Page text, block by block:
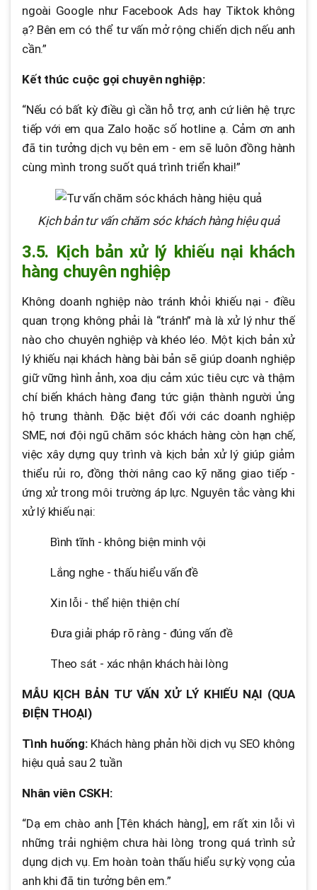
ngoài Google như Facebook Ads hay Tiktok không
ạ? Bên em có thể tư vấn mở rộng chiến dịch nếu anh
cần.”
Kết thúc cuộc gọi chuyên nghiệp:
“Nếu có bất kỳ điều gì cần hỗ trợ, anh cứ liên hệ trực
tiếp với em qua Zalo hoặc số hotline ạ. Cảm ơn anh
đã tin tưởng dịch vụ bên em - em sẽ luôn đồng hành
cùng mình trong suốt quá trình triển khai!”
Kịch bản tư vấn chăm sóc khách hàng hiệu quả
3.5. Kịch bản xử lý khiếu nại khách
hàng chuyên nghiệp
Không doanh nghiệp nào tránh khỏi khiếu nại - điều
quan trọng không phải là “tránh” mà là xử lý như thế
nào cho chuyên nghiệp và khéo léo. Một kịch bản xử
lý khiếu nại khách hàng bài bản sẽ giúp doanh nghiệp
giữ vững hình ảnh, xoa dịu cảm xúc tiêu cực và thậm
chí biến khách hàng đang tức giận thành người ủng
hộ trung thành. Đặc biệt đối với các doanh nghiệp
SME, nơi đội ngũ chăm sóc khách hàng còn hạn chế,
việc xây dựng quy trình và kịch bản xử lý giúp giảm
thiểu rủi ro, đồng thời nâng cao kỹ năng giao tiếp -
ứng xử trong môi trường áp lực. Nguyên tắc vàng khi
xử lý khiếu nại:
Bình tĩnh - không biện minh vội
Lắng nghe - thấu hiểu vấn đề
Xin lỗi - thể hiện thiện chí
Đưa giải pháp rõ ràng - đúng vấn đề
Theo sát - xác nhận khách hài lòng
MẪU KỊCH BẢN TƯ VẤN XỬ LÝ KHIẾU NẠI (QUA
ĐIỆN THOẠI)
Tình huống: Khách hàng phản hồi dịch vụ SEO không
hiệu quả sau 2 tuần
Nhân viên CSKH:
“Dạ em chào anh [Tên khách hàng], em rất xin lỗi vì
những trải nghiệm chưa hài lòng trong quá trình sử
dụng dịch vụ. Em hoàn toàn thấu hiểu sự kỳ vọng của
anh khi đã tin tưởng bên em.”